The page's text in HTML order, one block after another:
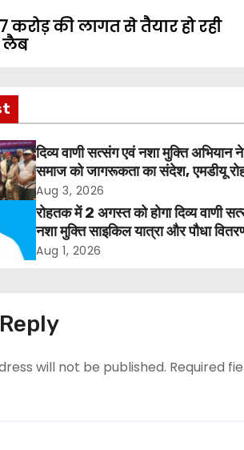
करोड़ की लागत से तैयार हो रही
लैब
दिव्य वाणी सत्संग एवं नशा मुक्ति अभियान ने
समाज को जागरूकता का संदेश, एमडीयू
हजारों लोगों ने लिया संकल्प
Aug 3, 2026
रोहतक में 2 अगस्त को होगा दिव्य वाणी
नशा मुक्ति साइकिल यात्रा और पौधा
कार्यक्रम
Aug 1, 2026
will not be published. Required